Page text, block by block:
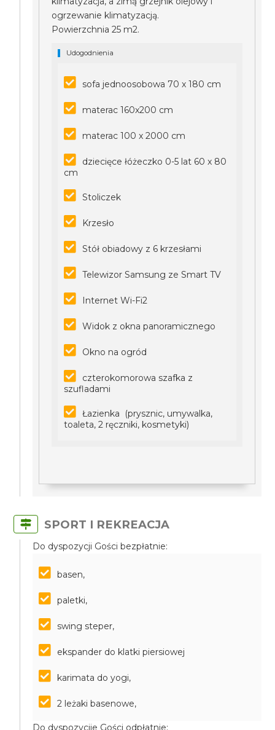
ogrzewanie klimatyzacją.
Powierzchnia 25 m2.
Udogodnienia
sofa jednoosobowa 70 x 180 cm
materac 160x200 cm
materac 100 x 2000 cm
dziecięce łóżeczko 0-5 lat 60 x 80
cm
Stoliczek
Krzesło
Stół obiadowy z 6 krzesłami
Telewizor Samsung ze Smart TV
Internet Wi-Fi2
Widok z okna panoramicznego
Okno na ogród
czterokomorowa szafka z
szufladami
Łazienka (prysznic, umywalka,
toaleta, 2 ręczniki, kosmetyki)
SPORT I REKREACJA
Do dyspozycji Gości bezpłatnie:
basen,
paletki,
swing steper,
ekspander do klatki piersiowej
karimata do yogi,
2 leżaki basenowe,
Do dyspozycjie Gości odpłatnie: